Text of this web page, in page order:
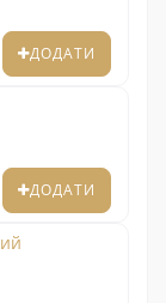
ДОДАТИ
ДОДАТИ